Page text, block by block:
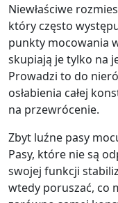
Niewłaściwe
który często
punkty mocowania
skupiają je tylko na
Prowadzi to do
osłabienia całej
na przewrócenie.
Zbyt luźne pasy
Pasy, które nie są
swojej funkcji
wtedy poruszać, co